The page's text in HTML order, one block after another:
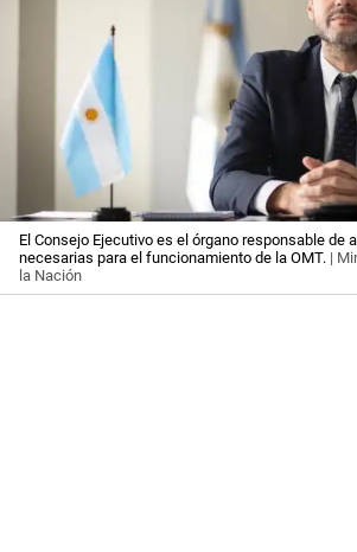
El Consejo Ejecutivo es el órgano responsable de
necesarias para el funcionamiento de la OMT. |
la Nación